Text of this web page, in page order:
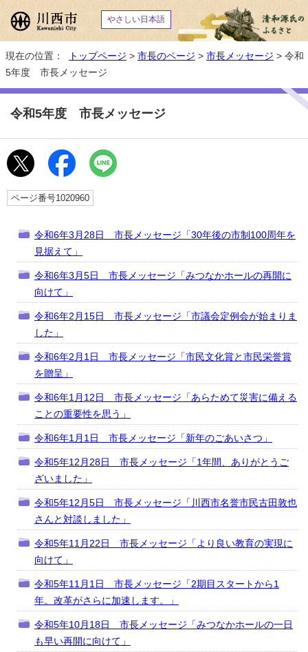
やさしい日本語
現在の位置： トップページ > 市長のページ > 市長メッセージ > 令和
5年度 市長メッセージ
令和5年度 市長メッセージ
ページ番号1020960
令和6年3月28日 市長メッセージ「30年後の市制100周年を
見据えて」
令和6年3月5日 市長メッセージ「みつなかホールの再開に
向けて」
令和6年2月15日 市長メッセージ「市議会定例会が始まりま
した」
令和6年2月1日 市長メッセージ「市民文化賞と市民栄誉賞
を贈呈」
令和6年1月12日 市長メッセージ「あらためて災害に備える
ことの重要性を思う」
令和6年1月1日 市長メッセージ「新年のごあいさつ」
令和5年12月28日 市長メッセージ「1年間、ありがとうご
ざいました」
令和5年12月5日 市長メッセージ「川西市名誉市民古田敦也
さんと対談しました」
令和5年11月22日 市長メッセージ「より良い教育の実現に
向けて」
令和5年11月1日 市長メッセージ「2期目スタートから1
年。改革がさらに加速します。」
令和5年10月18日 市長メッセージ「みつなかホールの一日
も早い再開に向けて」